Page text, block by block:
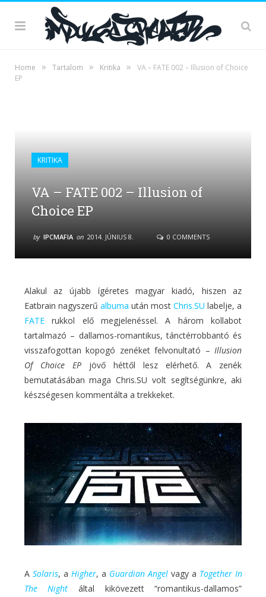
Home » Tartalom » Kritika »
VA – FATE 002 – Illusion of Choice
EP
KRITIKA
VA – FATE 002 – Illusion of
Choice EP
by IPCMAFIA on 2014. JÚNIUS 8. 0 COMMENTS
Alakul az újabb ígéretes magyar kiadó, hiszen az
Eatbrain nagyszerű albuma után mostChris.SU labelje, a
FATErukkol elő megjelenéssel. A három kollabot
tartalmazó – dallamos-romantikus, tánctérrobbantó és
visszafogottan kopogó zenéket felvonultató – Illusion
Of Choice EPjövő héttől lesz elérhető. A zenék
bemutatásában maga Chris.SU volt segítségünkre, aki
készségesen kommentálta a trekkeket.
A Solaris, a Higher, a Guardian Angelvagy a Together In
The Night által kikövezett “romantikus-dallamos”